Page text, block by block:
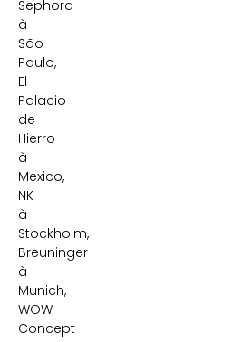
Sephora
à
São
Paulo,
El
Palacio
de
Hierro
à
Mexico,
NK
à
Stockholm,
Breuninger
à
Munich,
WOW
Concept